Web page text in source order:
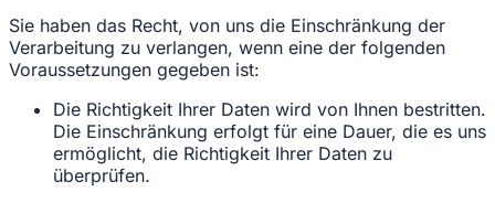
Sie haben das Recht, von uns die Einschränkung der
Verarbeitung zu verlangen, wenn eine der folgenden
Voraussetzungen gegeben ist:
Die Richtigkeit Ihrer Daten wird von Ihnen bestritten.
Die Einschränkung erfolgt für eine Dauer, die es uns
ermöglicht, die Richtigkeit Ihrer Daten zu
überprüfen.